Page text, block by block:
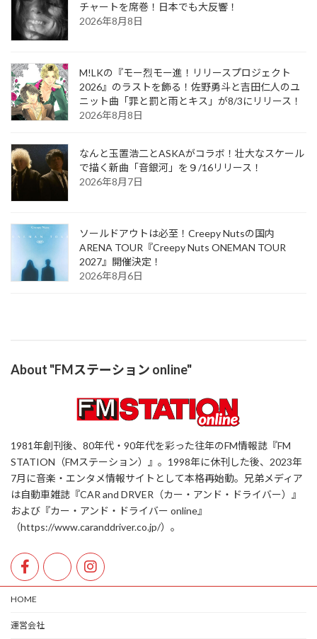
チャートを席巻！日本でも大反響！
2026年8月8日
M!LKの『モー烈モー進！リリースプロジェクト
2026』のラストを飾る！佐野勇斗と吉田仁人のユ
ニット曲「罪と罰と雨とキス」が8/3にリリース！
2026年8月8日
なんと玉置浩二とASKAがコラボ！壮大なスケール
で描く新曲「音銀河」を９/16リリース！
2026年8月7日
ソールドアウトは必至！Creepy Nutsの国内
ARENA TOUR『Creepy Nuts ONEMAN TOUR
2027』開催決定！
2026年8月6日
About "FMステーション online"
1981年創刊後、80年代・90年代を彩った往年のFM情報誌『FM
STATION（FMステーション）』。1998年に休刊した後、2023年
7月に音楽・エンタメ情報サイトとして本格再始動。兄弟メディア
は自動車雑誌『CAR and DRVER（カー・アンド・ドライバー）』
および『カー・アンド・ドライバー online』
（https://www.caranddriver.co.jp/）。
HOME
運営会社